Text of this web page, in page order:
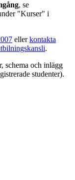
, se
"Kurser" i
ellerkontakta
.
schema och inlägg
studenter).